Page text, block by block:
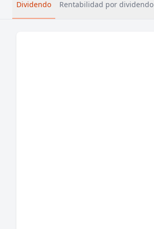
Dividendo Rentabilidad por dividendo